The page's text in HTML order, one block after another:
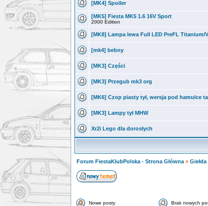
[MK4] Spoiler
[MK5] Fiesta MK5 1.6 16V Sport
2000 Edition
[MK8] Lampa lewa Full LED PreFL Titanium/
[mk4] bebny
[MK3] Części
[MK3] Przegub mk3 org
[MK6] Czop piasty tył, wersja pod hamulce
[MK3] Lampy tył MHW
Xr2i Lego dla dorosłych
Forum FiestaKlubPolska - Strona Główna » Giełda
Nowe posty Brak nowych